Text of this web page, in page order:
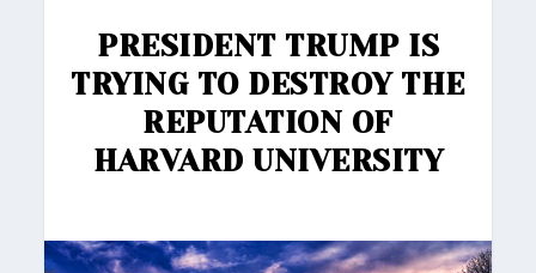
PRESIDENT TRUMP IS
TRYING TO DESTROY THE
REPUTATION OF
HARVARD UNIVERSITY